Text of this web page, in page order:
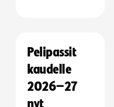
Pelipassit
kaudelle
2026–27
nyt